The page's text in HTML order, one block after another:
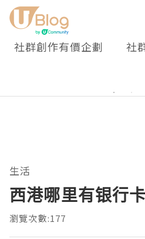
社群創作有價企劃 社
生活
西港哪里有银行
瀏覽次數:177